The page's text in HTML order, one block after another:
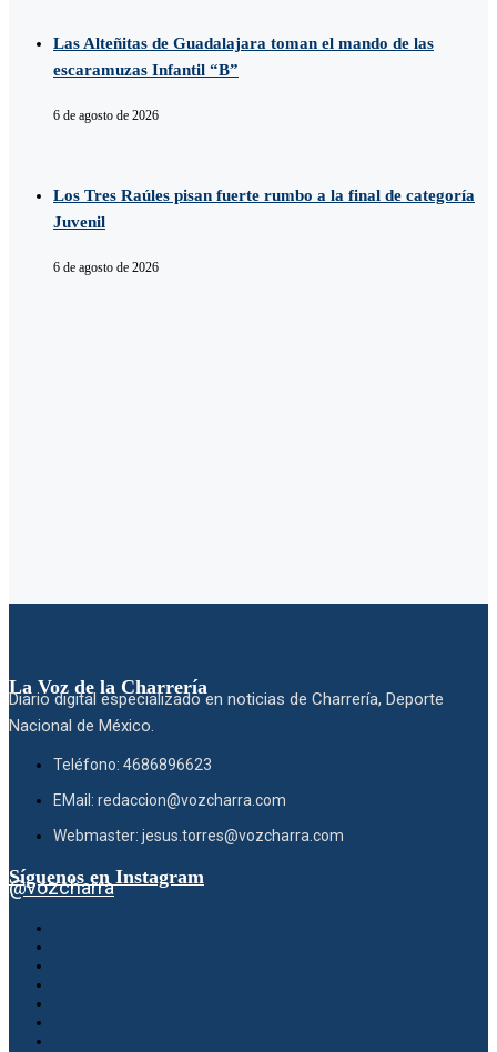
Las Alteñitas de Guadalajara toman el mando de las
escaramuzas Infantil “B”
6 de agosto de 2026
Los Tres Raúles pisan fuerte rumbo a la final de categoría
Juvenil
6 de agosto de 2026
La Voz de la Charrería
Diario digital especializado en noticias de Charrería, Deporte
Nacional de México.
Teléfono: 4686896623
EMail: redaccion@vozcharra.com
Webmaster: jesus.torres@vozcharra.com
Síguenos en Instagram
@vozcharra